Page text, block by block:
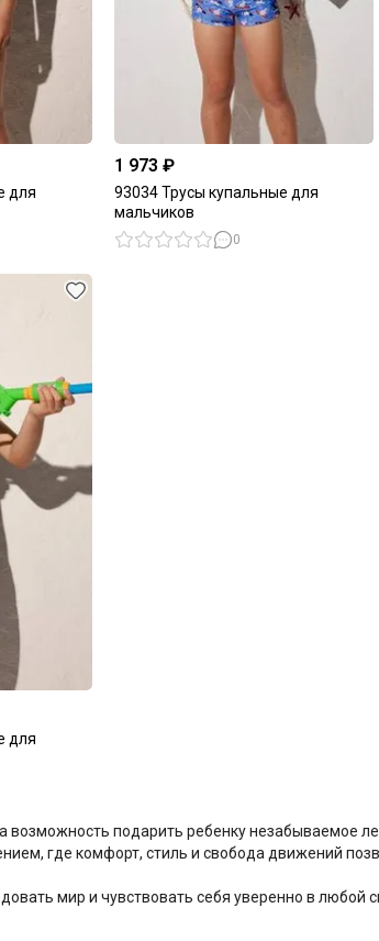
для
1 973 ₽
93034 Трусы купальные для
мальчиков
0
для
подарить ребенку незабываемое
где комфорт, стиль и свобода движений
мир и чувствовать себя уверенно в любой